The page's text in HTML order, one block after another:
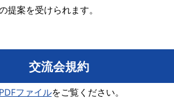
提案を受けられます。
交流会規約
ファイルをご覧ください。